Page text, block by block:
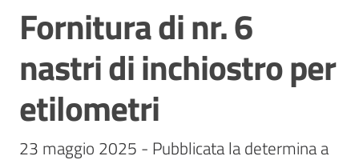
Stazioni
appaltanti
Salta al contenuto
Fornitura di nr. 6
nastri di inchiostro per
etilometri
23 maggio 2025 - Pubblicata la determina a